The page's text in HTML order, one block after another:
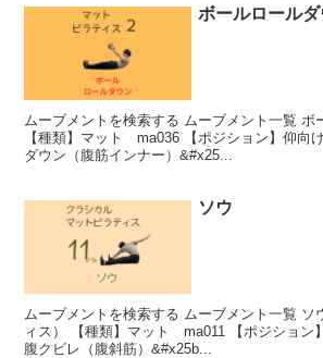
ボールロール
ムーブメントを検索する ムーブメント一覧 ボール ロールダウン
【種類】マット ma036 【ポジション】仰向け 【目的】▶︎ウエスト
ダウン（腹筋インナー）&#x25...
ソウ
ムーブメントを検索する ムーブメント一覧 ソウ（クラシカルピラテ
ィス） 【種類】マット ma011 【ポジション】仰向け 【目的】▶︎お
腹クビレ（腹斜筋）&#x25b...